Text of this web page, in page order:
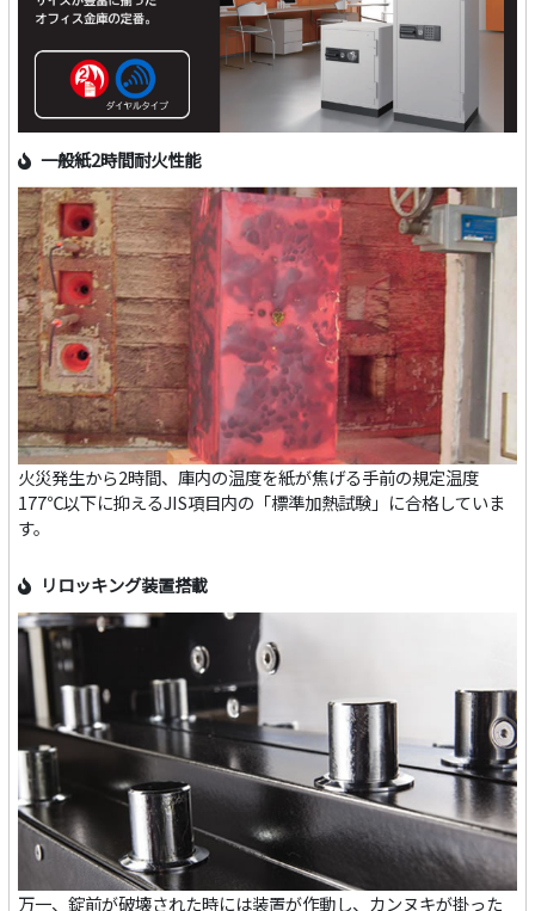
一般紙2時間耐火性能
火災発生から2時間、庫内の温度を紙が焦げる手前の規定温度
177℃以下に抑えるJIS項目内の「標準加熱試験」に合格していま
す。
リロッキング装置搭載
万一、錠前が破壊された時には装置が作動し、カンヌキが掛った